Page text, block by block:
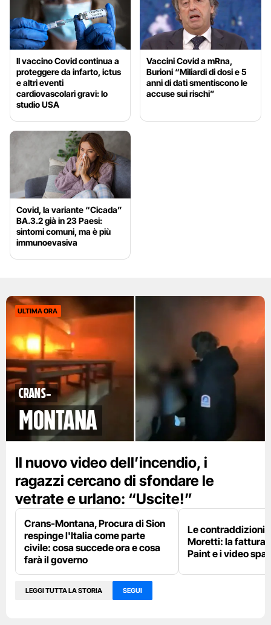
Il vaccino Covid continua a
proteggere da infarto, ictus
e altri eventi
cardiovascolari gravi: lo
studio USA
Vaccini Covid a mRna,
Burioni “Miliardi di dosi e 5
anni di dati smentiscono le
accuse sui rischi”
Covid, la variante “Cicada”
BA.3.2 già in 23 Paesi:
sintomi comuni, ma è più
immunoevasiva
ULTIMA ORA
Crans-
Montana
Il nuovo video dell’incendio, i
ragazzi cercano di sfondare le
vetrate e urlano: “Uscite!”
Crans-Montana, Procura di Sion
respinge l'Italia come parte
civile: cosa succede ora e cosa
farà il governo
Le contraddizioni
Moretti: la fattura
Paint e i video
LEGGI TUTTA LA STORIA SEGUI